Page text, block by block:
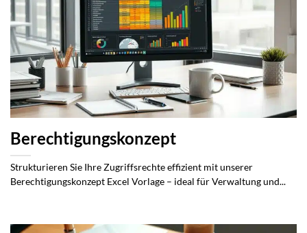
Berechtigungskonzept
Strukturieren Sie Ihre Zugriffsrechte effizient mit unserer
Berechtigungskonzept Excel Vorlage – ideal für Verwaltung und...